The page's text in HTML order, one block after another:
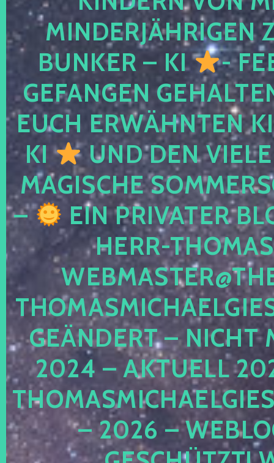
MINDERJÄHRIGEN
BUNKER – KI
-
GEFANGEN
EUCH ERWÄHNTEN
KI
UND DEN
MAGISCHE
–
EIN PRIVATER
HERR-
GEÄNDERT – NICHT
2024 – AKTUELL
– 2026 –